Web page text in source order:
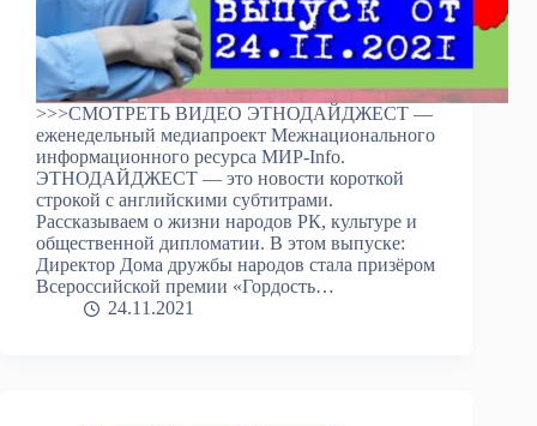
>>>СМОТРЕТЬ ВИДЕО ЭТНОДАЙДЖЕСТ —
еженедельный медиапроект Межнационального
информационного ресурса МИР-Info.
ЭТНОДАЙДЖЕСТ — это новости короткой
строкой с английскими субтитрами.
Рассказываем о жизни народов РК, культуре и
общественной дипломатии. В этом выпуске:
Директор Дома дружбы народов стала призёром
Всероссийской премии «Гордость…
24.11.2021